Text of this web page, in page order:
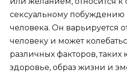
сексуальному побуждению
человека. Он варьируется
человеку и может
различных факторов, таких
здоровье, образ жизни и